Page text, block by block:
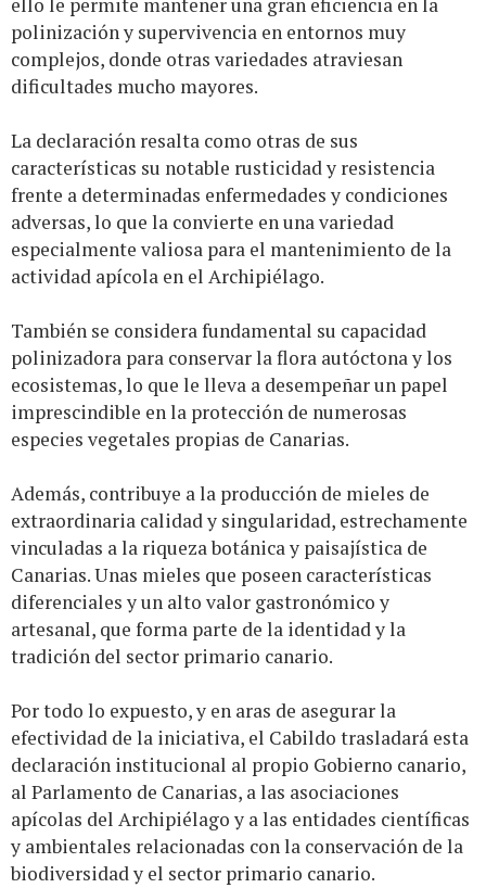
ello le permite mantener una gran eficiencia en la
polinización y supervivencia en entornos muy
complejos, donde otras variedades atraviesan
dificultades mucho mayores.
La declaración resalta como otras de sus
características su notable rusticidad y resistencia
frente a determinadas enfermedades y condiciones
adversas, lo que la convierte en una variedad
especialmente valiosa para el mantenimiento de la
actividad apícola en el Archipiélago.
También se considera fundamental su capacidad
polinizadora para conservar la flora autóctona y los
ecosistemas, lo que le lleva a desempeñar un papel
imprescindible en la protección de numerosas
especies vegetales propias de Canarias.
Además, contribuye a la producción de mieles de
extraordinaria calidad y singularidad, estrechamente
vinculadas a la riqueza botánica y paisajística de
Canarias. Unas mieles que poseen características
diferenciales y un alto valor gastronómico y
artesanal, que forma parte de la identidad y la
tradición del sector primario canario.
Por todo lo expuesto, y en aras de asegurar la
efectividad de la iniciativa, el Cabildo trasladará esta
declaración institucional al propio Gobierno canario,
al Parlamento de Canarias, a las asociaciones
apícolas del Archipiélago y a las entidades científicas
y ambientales relacionadas con la conservación de la
biodiversidad y el sector primario canario.